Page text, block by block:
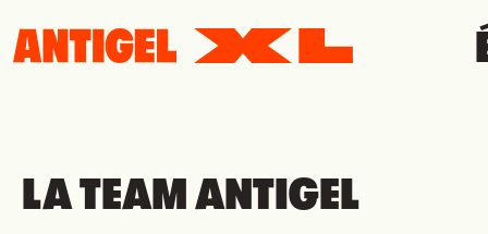
LA TEAM ANTIGEL